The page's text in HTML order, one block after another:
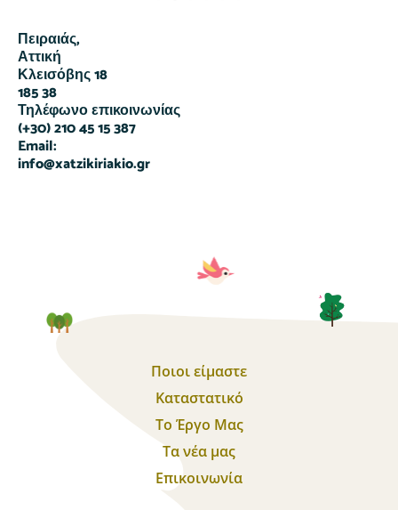
Πειραιάς,
Αττική
Κλεισόβης 18
185 38
Τηλέφωνο επικοινωνίας
(+30) 210 45 15 387
Email:
info@xatzikiriakio.gr
Ποιοι είμαστε
Καταστατικό
Το Έργο Μας
Τα νέα μας
Επικοινωνία